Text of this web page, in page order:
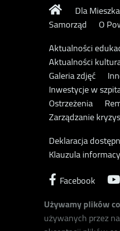
Dla
Samorząd
O
Aktualności
Aktualności
Galeria zdjęć
Inwestycje w
Ostrzeżenia
Zarządzanie
Deklaracja
Klauzula
Facebook
Używamy plików
używanych przez